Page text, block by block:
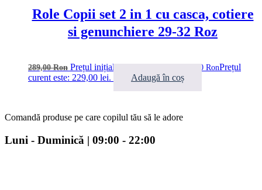
Role Copii set 2 in 1 cu casca, cotiere
si genunchiere 29-32 Roz
289,00Ron Prețul inițial a fost: 289,00 lei. 229,00 RonPrețul
curent este: 229,00 lei.
Adaugă în coș
Comandă produse pe care copilul tău să le adore
Luni - Duminică | 09:00 - 22:00